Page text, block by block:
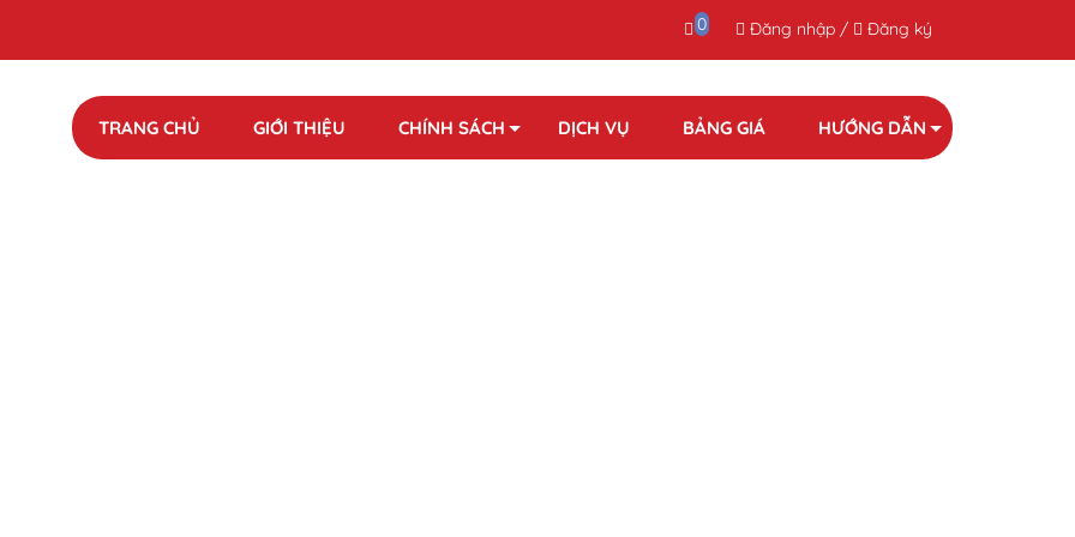
0 Đăng nhập / Đăng ký
TRANG CHỦ GIỚI THIỆU CHÍNH SÁCH DỊCH VỤ BẢNG GIÁ HƯỚNG DẪN